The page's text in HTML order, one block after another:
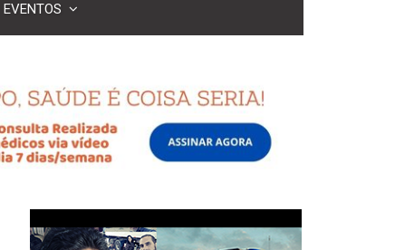
EVENTOS